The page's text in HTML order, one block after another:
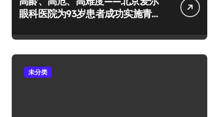
眼科医院为93岁患者成功实施青
未分类